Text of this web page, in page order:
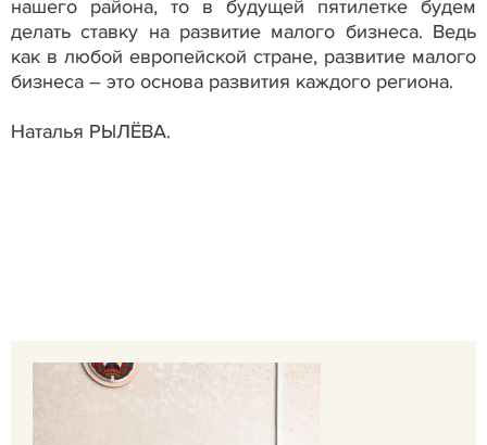
нашего района, то в будущей пятилетке будем
делать ставку на развитие малого бизнеса. Ведь
как в любой европейской стране, развитие малого
бизнеса – это основа развития каждого региона.
Наталья РЫЛЁВА.